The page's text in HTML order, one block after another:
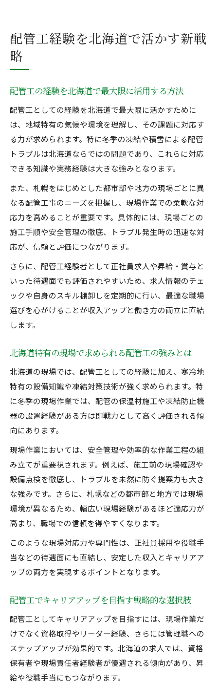
配管工経験者が北海道で安定収入を得る秘
践例
配管工が収入アップを実現する資格選びの
ポイント
資格取得が配管工の年収に与える具体的な
メリット
北海道で評価される配管工資格と取得サポ
ート制度
配管工経験者が資格で差をつける実践的学
北海道特有の環境で配管工が選ぶ働き方
配管工が北海道で快適に働くための職場選
び
配管工経験者が選ぶ北海道の働き方多様性
気候対策が必要な配管工の仕事術と注意点
配管工が無理なく働ける職場環境づくりの
コツ
経験者が配管工で感じるやりがいと安定
配管工経験者が北海道で得られる仕事のや
りがい
配管工が実感する現場での達成感と成長の
喜び
安定した雇用を実現できる配管工の働き方
とは
配管工経験が評価される職場で築く安定キ
ャリア
仕事に誇りを持てる配管工の魅力とその理
由
夫
経験者が実践する配管工の負担軽減テクニ
ック
配管工の長期キャリアを支える健康管理の
配管工経験を北海道で活かす新戦
略
配管工の経験を北海道で最大限に活用する方法
配管工としての経験を北海道で最大限に活かすために
は、地域特有の気候や環境を理解し、その課題に対応す
る力が求められます。特に冬季の凍結や積雪による配管
トラブルは北海道ならではの問題であり、これらに対応
できる知識や実務経験は大きな強みとなります。
また、札幌をはじめとした都市部や地方の現場ごとに異
なる配管工事のニーズを把握し、現場作業での柔軟な対
応力を高めることが重要です。具体的には、現場ごとの
施工手順や安全管理の徹底、トラブル発生時の迅速な対
応が、信頼と評価につながります。
さらに、配管工経験者として正社員求人や昇給・賞与と
いった待遇面でも評価されやすいため、求人情報のチェ
ックや自身のスキル棚卸しを定期的に行い、最適な職場
選びを心がけることが収入アップと働き方の両立に直結
します。
北海道特有の現場で求められる配管工の強みとは
北海道の現場では、配管工としての経験に加え、寒冷地
特有の設備知識や凍結対策技術が強く求められます。特
に冬季の現場作業では、配管の保温材施工や凍結防止機
器の設置経験がある方は即戦力として高く評価される傾
向にあります。
現場作業においては、安全管理や効率的な作業工程の組
み立てが重要視されます。例えば、施工前の現場確認や
設備点検を徹底し、トラブルを未然に防ぐ提案力も大き
な強みです。さらに、札幌などの都市部と地方では現場
環境が異なるため、幅広い現場経験があるほど適応力が
高まり、職場での信頼を得やすくなります。
このような現場対応力や専門性は、正社員採用や役職手
当などの待遇面にも直結し、安定した収入とキャリアア
ップの両方を実現するポイントとなります。
配管工でキャリアアップを目指す戦略的な選択肢
配管工としてキャリアアップを目指すには、現場作業だ
けでなく資格取得やリーダー経験、さらには管理職への
ステップアップが効果的です。北海道の求人では、資格
保有者や現場責任者経験者が優遇される傾向があり、昇
給や役職手当にもつながります。